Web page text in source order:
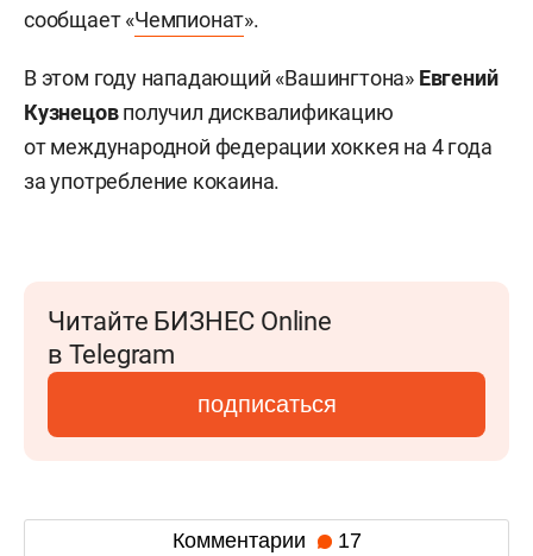
сообщает «Чемпионат».
В этом году нападающий «Вашингтона» Евгений
Кузнецовполучил дисквалификацию
от международной федерации хоккея на 4 года
за употребление кокаина.
Читайте БИЗНЕС Online
в Telegram
подписаться
Комментарии 17